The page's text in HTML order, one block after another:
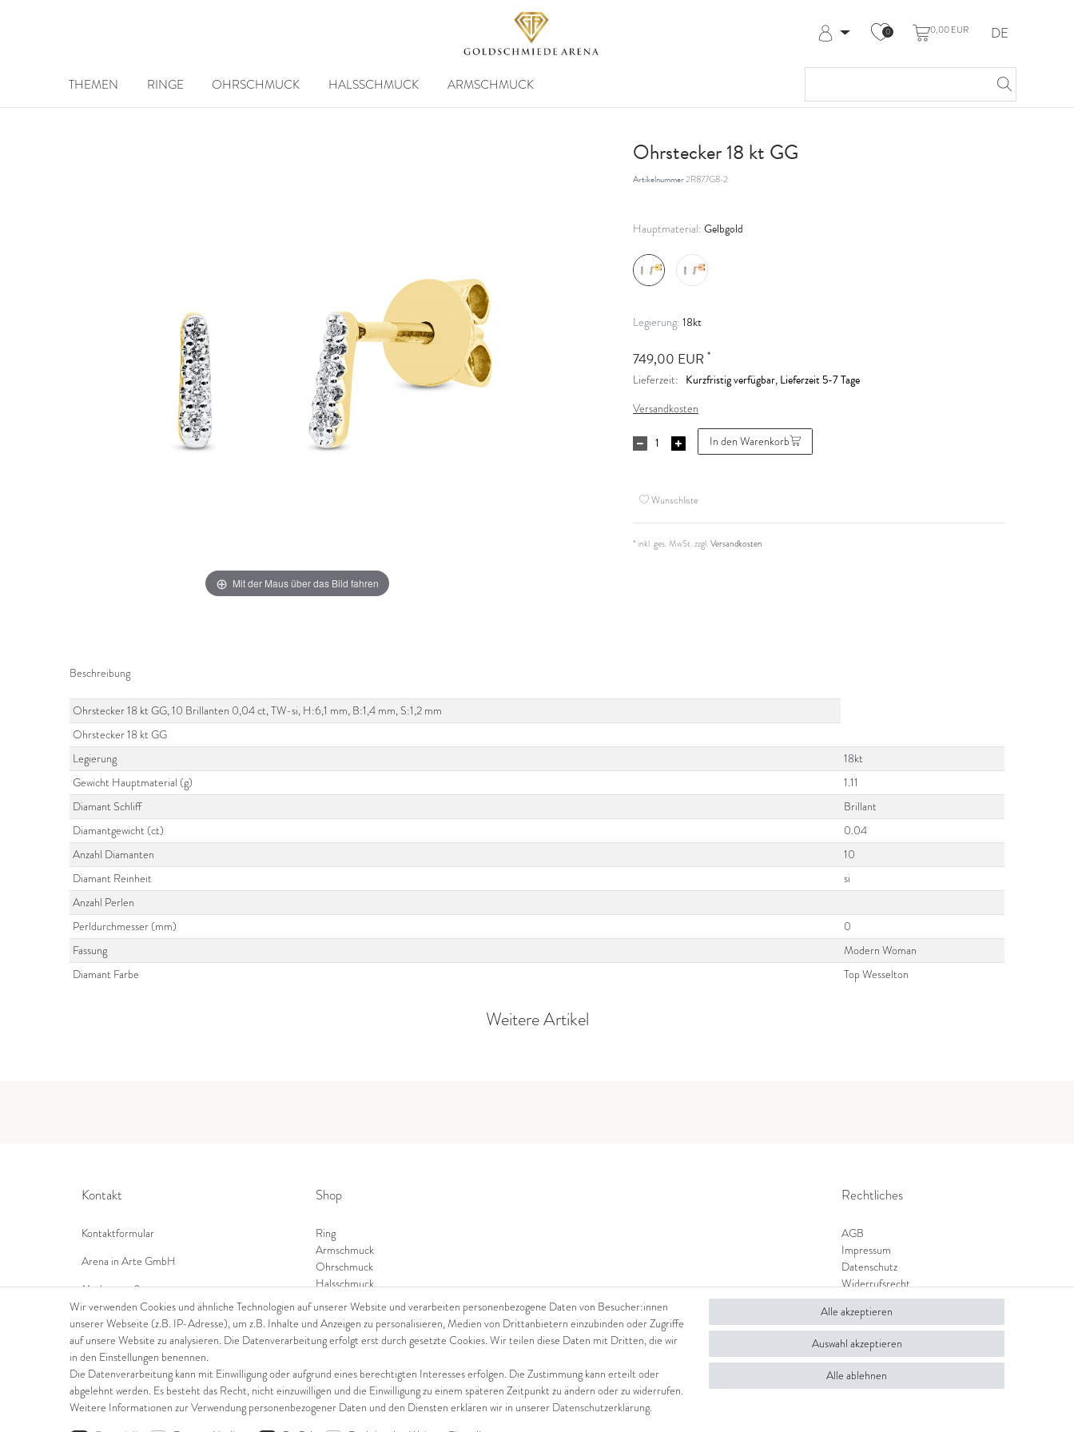
0 0,00 EUR DE
THEMEN RINGE OHRSCHMUCK HALSSCHMUCK ARMSCHMUCK
Mit der Maus über das Bild fahren
Ohrstecker 18 kt GG
Artikelnummer2R877G8-2
Hauptmaterial: Gelbgold
Legierung: 18kt
749,00 EUR *
Lieferzeit: Kurzfristig verfügbar, Lieferzeit 5-7 Tage
Versandkosten
In den Warenkorb
Wunschliste
* inkl. ges. MwSt. zzgl.Versandkosten
Beschreibung
Ohrstecker 18 kt GG, 10 Brillanten 0,04 ct, TW-si, H:6,1 mm, B:1,4 mm, S:1,2 mm
Ohrstecker 18 kt GG
Legierung
18kt
Gewicht Hauptmaterial (g)
1.11
Diamant Schliff
Brillant
Diamantgewicht (ct)
0.04
Anzahl Diamanten
10
Diamant Reinheit
si
Anzahl Perlen
Perldurchmesser (mm)
0
Fassung
Modern Woman
Diamant Farbe
Top Wesselton
Weitere Artikel
Kontakt
Kontaktformular
Arena in Arte GmbH
Marktgasse 2,
8600 Dübendorf
Tel: +41 44 821 60 40
E-Mail:info@goldschmiede-arena.com
Shop
Ring
Armschmuck
Ohrschmuck
Halsschmuck
Rechtliches
AGB
Impressum
Datenschutz
Widerrufsrecht
Zahlung und Versand
Widerrufsformular
© Copyright 2026 Arena in Arte GmbH | Alle Rechte vorbehalten.
Wir verwenden Cookies und ähnliche Technologien auf unserer Website und verarbeiten personenbezogene Daten von Besucher:innen
unserer Webseite (z.B. IP-Adresse), um z.B. Inhalte und Anzeigen zu personalisieren, Medien von Drittanbietern einzubinden oder Zugriffe
auf unsere Website zu analysieren. Die Datenverarbeitung erfolgt erst durch gesetzte Cookies. Wir teilen diese Daten mit Dritten, die wir
in den Einstellungen benennen.
Die Datenverarbeitung kann mit Einwilligung oder aufgrund eines berechtigten Interesses erfolgen. Die Zustimmung kann erteilt oder
abgelehnt werden. Es besteht das Recht, nicht einzuwilligen und die Einwilligung zu einem späteren Zeitpunkt zu ändern oder zu widerrufen.
Weitere Informationen zur Verwendung personenbezogener Daten und den Diensten erklären wir in unserer Daten­schutz­erklärung.
Alle akzeptieren
Auswahl akzeptieren
Alle ablehnen